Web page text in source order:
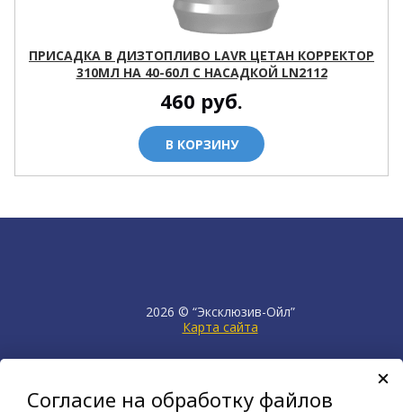
ПРИСАДКА В ДИЗТОПЛИВО LAVR ЦЕТАН КОРРЕКТОР
310МЛ НА 40-60Л С НАСАДКОЙ LN2112
460 руб.
В КОРЗИНУ
2026 © “Эксклюзив-Ойл”
Карта сайта
продвижение сайта НЕТКАМ
создан на платформе
KORZILLA
Согласие на обработку файлов